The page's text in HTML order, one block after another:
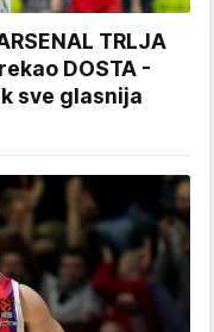
TRLJA
DOSTA -
sve glasnija